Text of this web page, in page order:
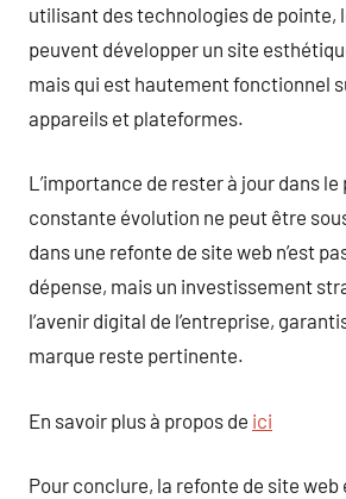
utilisant des technologies de pointe,
peuvent développer un site
mais qui est hautement fonctionnel
appareils et plateformes.
L’importance de rester à jour dans
constante évolution ne peut être
dans une refonte de site web n’est
dépense, mais un investissement
l’avenir digital de l’entreprise,
marque reste pertinente.
En savoir plus à propos de ici
Pour conclure, la refonte de site web